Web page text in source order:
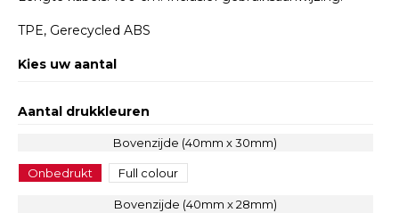
TPE, Gerecycled ABS
Kies uw aantal
Aantal drukkleuren
Bovenzijde (40mm x 30mm)
Onbedrukt Full colour
Bovenzijde (40mm x 28mm)